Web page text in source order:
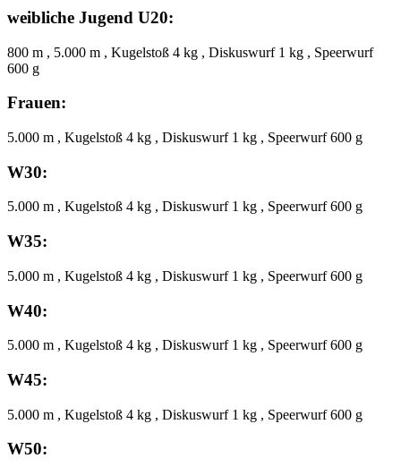
weibliche Jugend U20:
800 m , 5.000 m , Kugelstoß 4 kg , Diskuswurf 1 kg , Speerwurf
600 g
Frauen:
5.000 m , Kugelstoß 4 kg , Diskuswurf 1 kg , Speerwurf 600 g
W30:
5.000 m , Kugelstoß 4 kg , Diskuswurf 1 kg , Speerwurf 600 g
W35:
5.000 m , Kugelstoß 4 kg , Diskuswurf 1 kg , Speerwurf 600 g
W40:
5.000 m , Kugelstoß 4 kg , Diskuswurf 1 kg , Speerwurf 600 g
W45:
5.000 m , Kugelstoß 4 kg , Diskuswurf 1 kg , Speerwurf 600 g
W50: